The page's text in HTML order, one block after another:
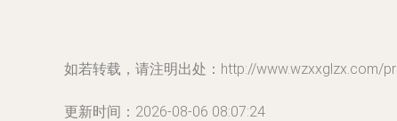
如若转载，请注明出处：http://www.wzxxglzx.com/
更新时间：2026-08-06 08:07:24